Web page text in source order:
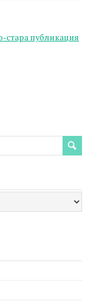
стара публикация